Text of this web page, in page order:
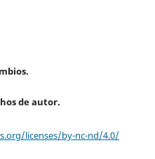
de autor.
licenses/by-nc-nd/4.0/